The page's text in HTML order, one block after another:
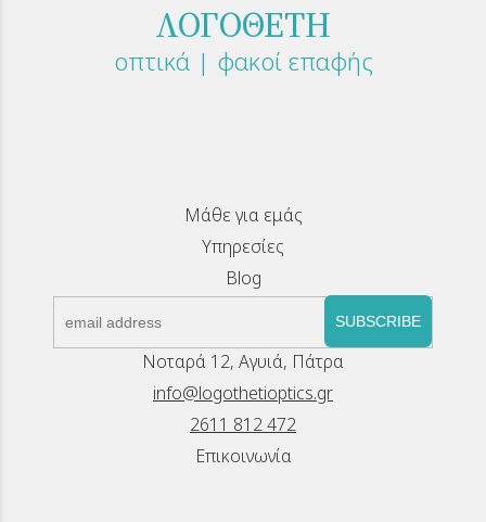
ΛΟΓΟΘΕΤΗ
οπτικά | φακοί επαφής
Μάθε για εμάς
Υπηρεσίες
Blog
SUBSCRIBE
Νοταρά 12, Αγυιά, Πάτρα
info@logothetioptics.gr
2611 812 472
Επικοινωνία